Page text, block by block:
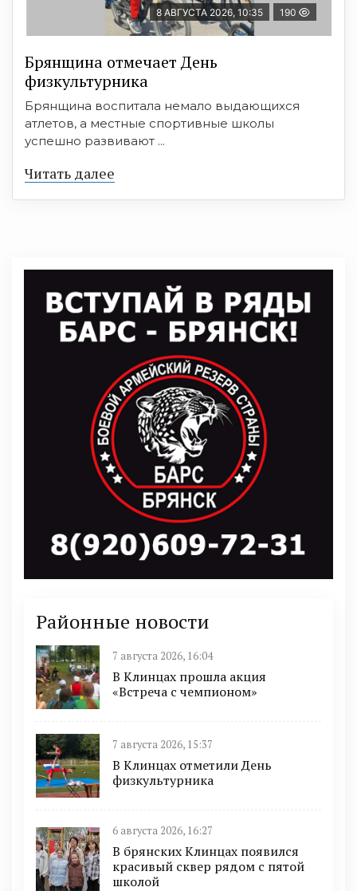
8 АВГУСТА 2026, 10:35 190
Брянщина отмечает День
физкультурника
Брянщина воспитала немало выдающихся
атлетов, а местные спортивные школы
успешно развивают ...
Читать далее
Районные новости
7 августа 2026, 16:04
В Клинцах прошла акция
«Встреча с чемпионом»
7 августа 2026, 15:37
В Клинцах отметили День
физкультурника
6 августа 2026, 16:27
В брянских Клинцах появился
красивый сквер рядом с пятой
школой